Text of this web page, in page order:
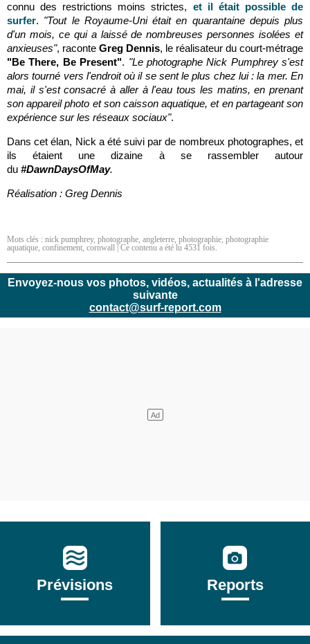
connu des restrictions moins strictes, et il était possible de
surfer. "Tout le Royaume-Uni était en quarantaine depuis plus
d'un mois, ce qui a laissé de nombreuses personnes isolées et
anxieuses", raconte Greg Dennis, le réalisateur du court-métrage
"Be There, Be Present". "Le photographe Nick Pumphrey s'est
alors tourné vers l'endroit où il se sent le plus chez lui : la mer. En
mai, il s'est consacré à aller à l'eau tous les matins, en prenant
son appareil photo et son caisson aquatique, et en partageant son
expérience sur les réseaux sociaux".
Dans cet élan, Nick a été suivi par de nombreux photographes, et
ils étaient une dizaine à se rassembler autour
du #DawnDaysOfMay.
Réalisation : Greg Dennis
Mots clés : nick pumphrey, photographe, angleterre, photographie, photographie
aquatique, confinement, cornwall | Ce contenu a été lu 4531 fois.
Envoyez-nous vos photos, vidéos, actualités à l'adresse
suivante
contact@surf-report.com
Prévisions Reports